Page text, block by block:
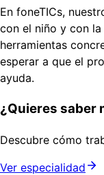
En foneTICs,
con el niño y con
herramientas
esperar a que el
ayuda.
¿Quieres saber
Descubre cómo
Ver especialidad